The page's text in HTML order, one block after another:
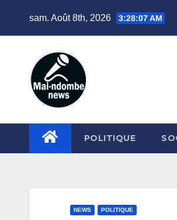
sam. Août 8th, 2026 3:28:08 AM
POLITIQUE
NEWS POLITIQUE